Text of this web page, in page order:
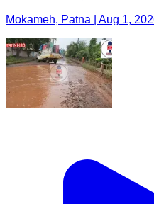
Mokameh, Patna | Aug 1,